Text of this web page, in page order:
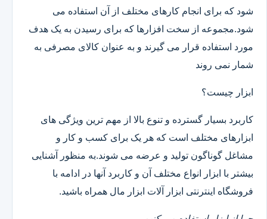
شود که برای انجام کارهای مختلف از آن استفاده می
شود.مجموعه از سخت افزارها که برای رسیدن به یک هدف
مورد استفاده قرار می گیرند و به عنوان کالای مصرفی به
شمار نمی روند
ابزار چیست؟
کاربرد بسیار گسترده و تنوع بالا از مهم ترین ویژگی های
ابزارهای مختلف است که هر یک برای کسب و کار و
مشاغل گوناگون تولید و عرضه می شوند.به منظور آشنایی
بیشتر با ابزار انواع مختلف آن و کاربرد آنها در ادامه با
فروشگاه اینترنتی ابزار آلات ابزار مال همراه باشید.